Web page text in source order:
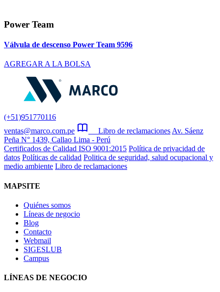
Power Team
Válvula de descenso Power Team 9596
AGREGAR A LA BOLSA
(+51)951770116
ventas@marco.com.pe
Libro de reclamaciones Av. Sáenz
Peña N° 1439, Callao Lima - Perú
Certificados de Calidad ISO 9001:2015 Política de privacidad de
datos Políticas de calidad Politica de seguridad, salud ocupacional y
medio ambiente Libro de reclamaciones
MAPSITE
Quiénes somos
Líneas de negocio
Blog
Contacto
Webmail
SIGESLUB
Campus
LÍNEAS DE NEGOCIO